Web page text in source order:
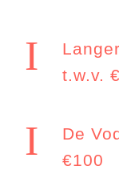
I
t.w.v.
I
De
€100